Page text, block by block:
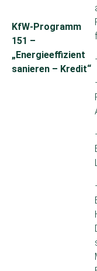
KfW-Programm
151 –
„Energieeffizient
sanieren – Kredit“